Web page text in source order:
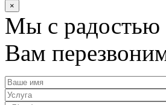
×
Мы с радостью
Вам